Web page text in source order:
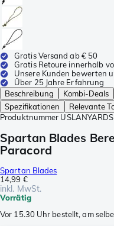
Gratis Versand ab € 50
Gratis Retoure innerhalb
Unsere Kunden bewerten
Über 25 Jahre Erfahrung
Beschreibung
Kombi-Deals
Spezifikationen
Relevante
Produktnummer
Spartan Blades
Paracord
Spartan Blades
14,99 €
inkl. MwSt.
Vorrätig
Vor 15.30 Uhr bestellt, am